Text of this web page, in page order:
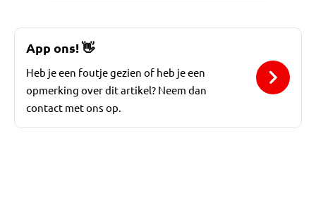
App ons! 👋
Heb je een foutje gezien of heb je een
opmerking over dit artikel? Neem dan
contact met ons op.